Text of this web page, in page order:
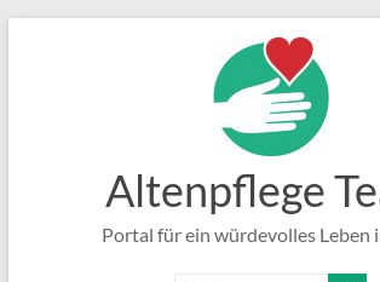
Altenpflege
Portal für ein würdevolles Leben